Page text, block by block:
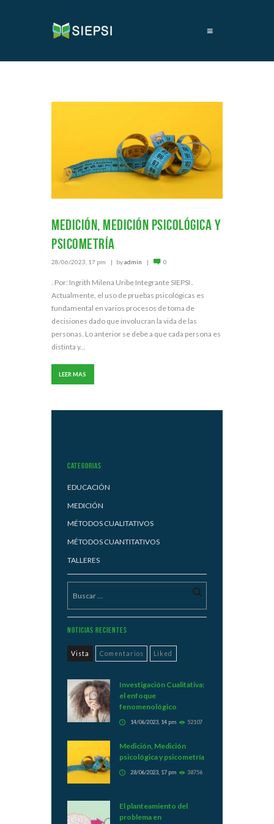
≡
Medición, Medición psicológica y
psicometría
28/06/2023, 17 pm byadmin 0
. Por: Ingrith Milena Uribe Integrante SIEPSI .
Actualmente, el uso de pruebas psicológicas es
fundamental en varios procesos de toma de
decisiones dado que involucran la vida de las
personas. Lo anterior se debe a que cada persona es
distinta y...
LEER MAS
Categorias
EDUCACIÓN
MEDICIÓN
MÉTODOS CUALITATIVOS
MÉTODOS CUANTITATIVOS
TALLERES
Noticias Recientes
Vista Comentarios Liked
Investigación Cualitativa:
el enfoque
fenomenológico
14/06/2023, 14 pm 52107
Medición, Medición
psicológica y psicometría
28/06/2023, 17 pm 38756
El planteamiento del
problema en